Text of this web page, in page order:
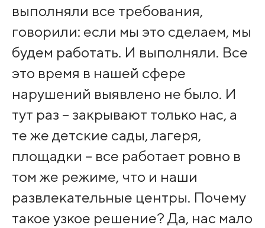
выполняли все требования,
говорили: если мы это сделаем, мы
будем работать. И выполняли. Все
это время в нашей сфере
нарушений выявлено не было. И
тут раз – закрывают только нас, а
те же детские сады, лагеря,
площадки – все работает ровно в
том же режиме, что и наши
развлекательные центры. Почему
такое узкое решение? Да, нас мало